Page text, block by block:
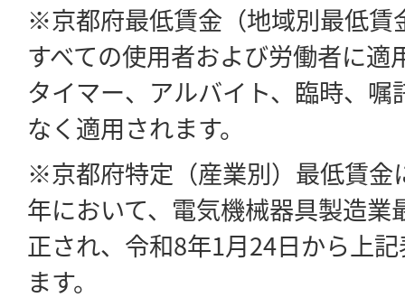
※京都府最低賃金（地域別最低賃
すべての使用者および労働者に適
タイマー、アルバイト、臨時、
なく適用されます。
※京都府特定（産業別）最低賃金
年において、電気機械器具製造業
正され、令和8年1月24日から上
ます。